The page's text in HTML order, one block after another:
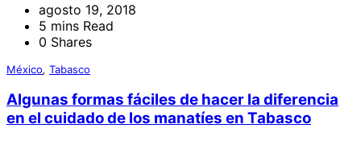
agosto 19, 2018
5 mins Read
0 Shares
México, Tabasco
Algunas formas fáciles de hacer la diferencia
en el cuidado de los manatíes en Tabasco